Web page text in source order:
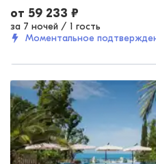
от 59 233 ₽
за 7 ночей / 1 гость
Моментальное